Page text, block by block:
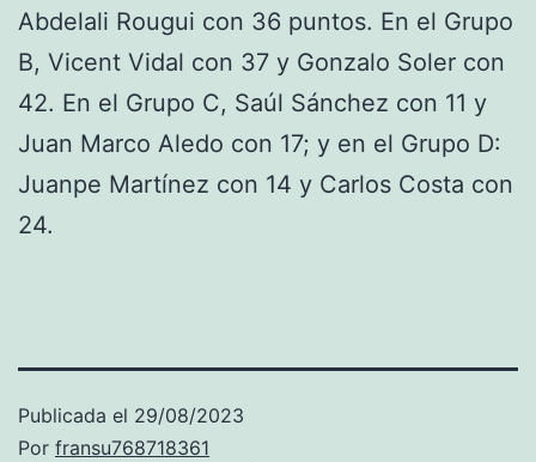
Abdelali Rougui con 36 puntos. En el Grupo
B, Vicent Vidal con 37 y Gonzalo Soler con
42. En el Grupo C, Saúl Sánchez con 11 y
Juan Marco Aledo con 17; y en el Grupo D:
Juanpe Martínez con 14 y Carlos Costa con
24.
Publicada el 29/08/2023
Por fransu768718361